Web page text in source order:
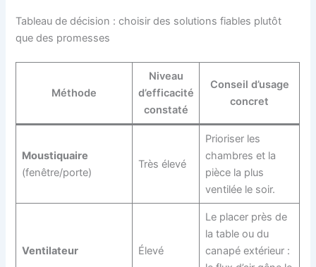
Tableau de décision : choisir des solutions fiables plutôt
que des promesses
Méthode
Niveau
d’efficacité
constaté
Conseil d’usage
concret
Moustiquaire
(fenêtre/porte)
Très élevé
Prioriser les
chambres et la
pièce la plus
ventilée le soir.
Ventilateur Élevé
Le placer près de
la table ou du
canapé extérieur :